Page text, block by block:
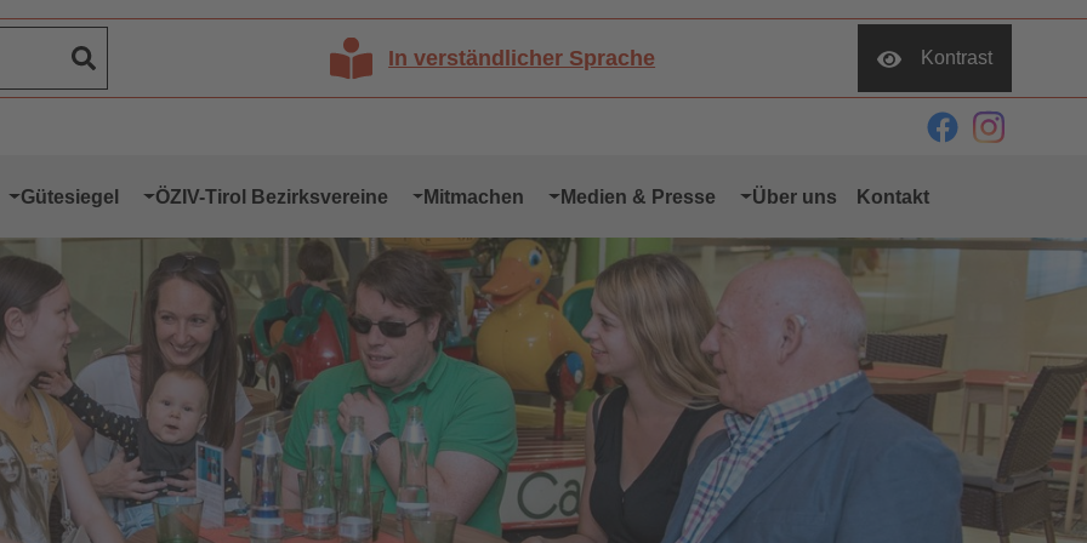
In verständlicher Sprache
Kontrast
Gütesiegel ÖZIV-Tirol Bezirksvereine Mitmachen Medien & Presse Über uns Kontakt